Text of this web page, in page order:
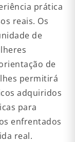
prática
reais. Os
de
de
permitirá
adquiridos
para
enfrentados
real.